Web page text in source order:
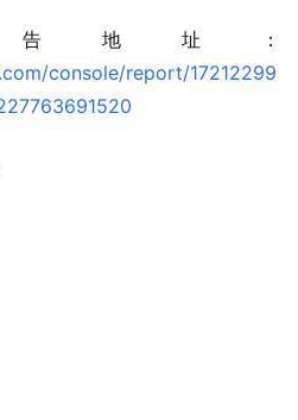
地址：
console/report/17212299